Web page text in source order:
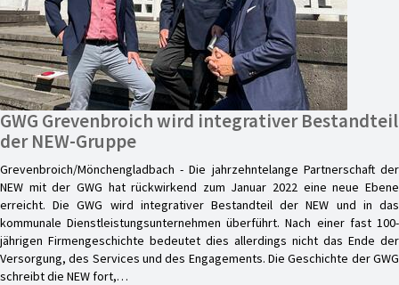
GWG Grevenbroich wird integrativer Bestandteil
der NEW-Gruppe
Grevenbroich/Mönchengladbach - Die jahrzehntelange Partnerschaft der
NEW mit der GWG hat rückwirkend zum Januar 2022 eine neue Ebene
erreicht. Die GWG wird integrativer Bestandteil der NEW und in das
kommunale Dienstleistungsunternehmen überführt. Nach einer fast 100-
jährigen Firmengeschichte bedeutet dies allerdings nicht das Ende der
Versorgung, des Services und des Engagements. Die Geschichte der GWG
schreibt die NEW fort,…